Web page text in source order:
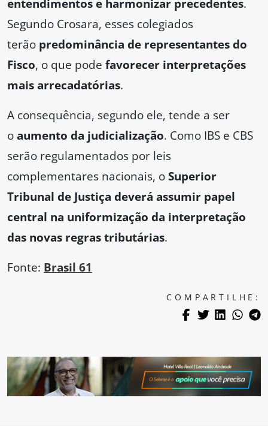
entendimentos e harmonizar precedentes.
Segundo Crosara, esses colegiados
terão predominância de representantes do
Fisco, o que pode favorecer interpretações
mais arrecadatórias.
A consequência, segundo ele, tende a ser
oaumento da judicialização. Como IBS e CBS
serão regulamentados por leis
complementares nacionais, oSuperior
Tribunal de Justiça deverá assumir papel
central na uniformização da interpretação
das novas regras tributárias.
Fonte: Brasil 61
COMPARTILHE: